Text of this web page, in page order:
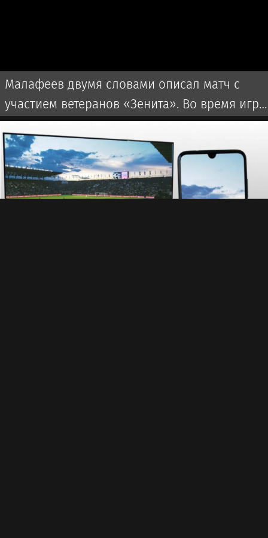
Малафеев двумя словами описал матч с
участием ветеранов «Зенита». Во время игры
использовалась пиротехника